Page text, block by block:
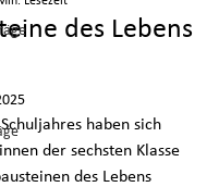
des Lebens
haben sich
der sechsten Klasse
des Lebens